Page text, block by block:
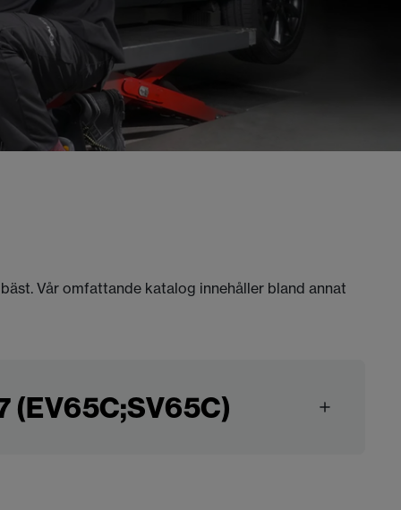
Vår omfattande katalog innehåller bland annat
(EV65C;SV65C)